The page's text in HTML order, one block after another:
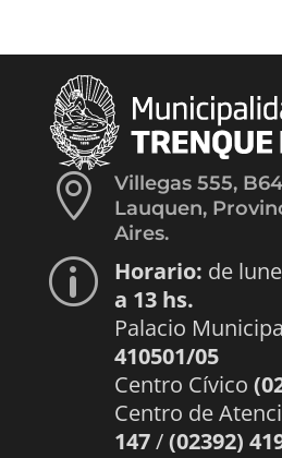

Villegas 555,
Lauquen,
Aires.
p Horario: de
a 13 hs.
Palacio
410501/05
Centro Cívico
Centro de
147/(02392)